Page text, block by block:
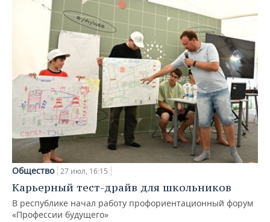
Общество 27 июл, 16:15
Карьерный тест-драйв для школьников
В республике начал работу профориентационный форум
«Профессии будущего»